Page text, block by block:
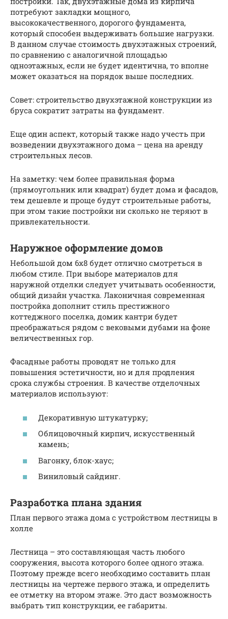
потребуют закладки мощного,
высококачественного, дорогого фундамента,
который способен выдерживать большие нагрузки.
В данном случае стоимость двухэтажных строений,
по сравнению с аналогичной площадью
одноэтажных, если не будет идентична, то вполне
может оказаться на порядок выше последних.
Совет: строительство двухэтажной конструкции из
бруса сократит затраты на фундамент.
Еще один аспект, который также надо учесть при
возведении двухэтажного дома – цена на аренду
строительных лесов.
На заметку: чем более правильная форма
(прямоугольник или квадрат) будет дома и фасадов,
тем дешевле и проще будут строительные работы,
при этом такие постройки ни сколько не теряют в
привлекательности.
Наружное оформление домов
Небольшой дом 6х8 будет отлично смотреться в
любом стиле. При выборе материалов для
наружной отделки следует учитывать особенности,
общий дизайн участка. Лаконичная современная
постройка дополнит стиль престижного
коттеджного поселка, домик кантри будет
преображаться рядом с вековыми дубами на фоне
величественных гор.
Фасадные работы проводят не только для
повышения эстетичности, но и для продления
срока службы строения. В качестве отделочных
материалов используют:
Декоративную штукатурку;
Облицовочный кирпич, искусственный
камень;
Вагонку, блок-хаус;
Виниловый сайдинг.
Разработка плана здания
План первого этажа дома с устройством лестницы в
холле
Лестница – это составляющая часть любого
сооружения, высота которого более одного этажа.
Поэтому прежде всего необходимо составить план
лестницы на чертеже первого этажа, и определить
ее отметку на втором этаже. Это даст возможность
выбрать тип конструкции, ее габариты.